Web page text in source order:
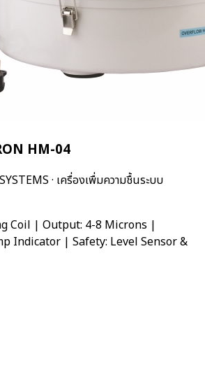
HM-04
· เครื่องเพื่มความชื้นระบบ
Coil | Output: 4-8 Microns |
Indicator | Safety: Level Sensor &